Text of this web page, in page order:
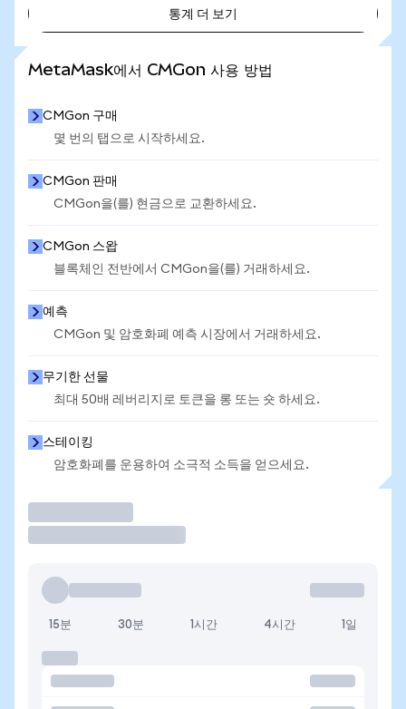
통계 더 보기
MetaMask에서 CMGon 사용 방법
CMGon 구매
몇 번의 탭으로 시작하세요.
CMGon 판매
CMGon을(를) 현금으로 교환하세요.
CMGon 스왑
블록체인 전반에서 CMGon을(를) 거래하세요.
예측
CMGon 및 암호화폐 예측 시장에서 거래하세요.
무기한 선물
최대 50배 레버리지로 토큰을 롱 또는 숏 하세요.
스테이킹
암호화폐를 운용하여 소극적 소득을 얻으세요.
15분 30분 1시간 4시간 1일